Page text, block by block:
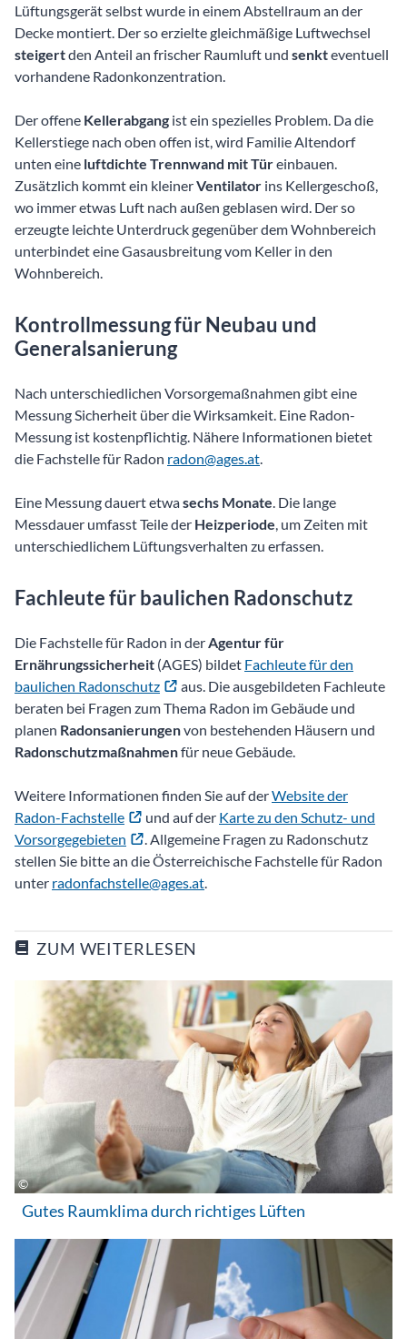
Lüftungsgerät selbst wurde in einem Abstellraum an der
Decke montiert. Der so erzielte gleichmäßige Luftwechsel
steigertden Anteil an frischer Raumluft und senkteventuell
vorhandene Radonkonzentration.
Der offene Kellerabgang ist ein spezielles Problem. Da die
Kellerstiege nach oben offen ist, wird Familie Altendorf
unten eine luftdichte Trennwand mit Türeinbauen.
Zusätzlich kommt ein kleinerVentilator ins Kellergeschoß,
wo immer etwas Luft nach außen geblasen wird. Der so
erzeugte leichte Unterdruck gegenüber dem Wohnbereich
unterbindet eine Gasausbreitung vom Keller in den
Wohnbereich.
Kontrollmessung für Neubau und
Generalsanierung
Nach unterschiedlichen Vorsorgemaßnahmen gibt eine
Messung Sicherheit über die Wirksamkeit. Eine Radon-
Messung ist kostenpflichtig. Nähere Informationen bietet
die Fachstelle für Radon radon@ages.at.
Eine Messung dauert etwasechs Monate. Die lange
Messdauer umfasst Teile der Heizperiode, um Zeiten mit
unterschiedlichem Lüftungsverhalten zu erfassen.
Fachleute für baulichen Radonschutz
Die Fachstelle für Radon in derAgentur für
Ernährungssicherheit (AGES) bildet Fachleute für den
baulichen Radonschutz
aus. Die ausgebildeten Fachleute
beraten bei Fragen zum Thema Radon im Gebäude und
planen Radonsanierungenvon bestehenden Häusern und
Radonschutzmaßnahmenfür neue Gebäude.
Weitere Informationen finden Sie auf derWebsite der
Radon-Fachstelle
und auf der Karte zu den Schutz- und
Vorsorgegebieten
. Allgemeine Fragen zu Radonschutz
stellen Sie bitte an die Österreichische Fachstelle für Radon
unter radonfachstelle@ages.at.
ZUM WEITERLESEN
Gutes Raumklima durch richtiges Lüften